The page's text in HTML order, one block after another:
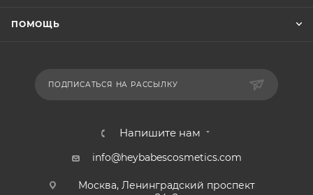
ПОМОЩЬ
ПОДПИСАТЬСЯ НА РАССЫЛКУ
Напишите нам
info@heybabescosmetics.com
Москва, Ленинградский проспект